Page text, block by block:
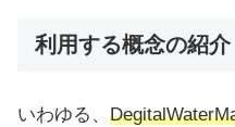
利用する概念の紹介
いわゆる、